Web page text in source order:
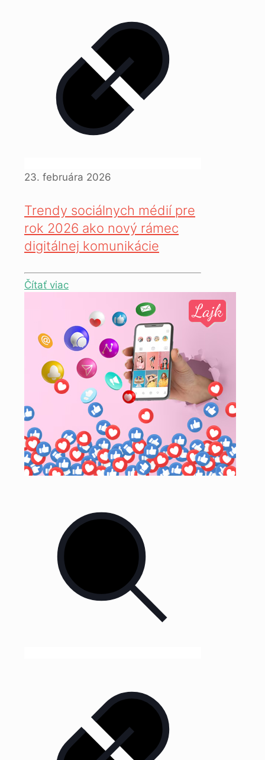
23. februára 2026
Trendy sociálnych médií pre
rok 2026 ako nový rámec
digitálnej komunikácie
Čítať viac